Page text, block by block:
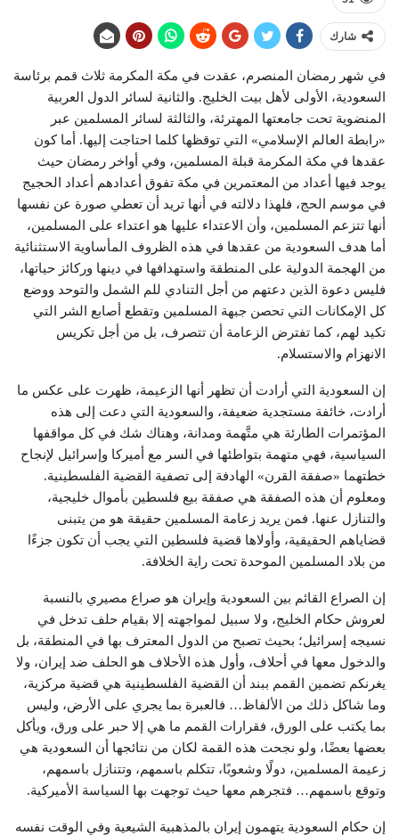
شارك
في شهر رمضان المنصرم، عقدت في مكة المكرمة ثلاث قمم برئاسة
السعودية، الأولى لأهل بيت الخليج. والثانية لسائر الدول العربية
المنضوية تحت جامعتها المهترئة، والثالثة لسائر المسلمين عبر
«رابطة العالم الإسلامي» التي توقظها كلما احتاجت إليها. أما كون
عقدها في مكة المكرمة قبلة المسلمين، وفي أواخر رمضان حيث
يوجد فيها أعداد من المعتمرين في مكة تفوق أعدادهم أعداد الحجيج
في موسم الحج، فلهذا دلالته في أنها تريد أن تعطي صورة عن نفسها
أنها تتزعم المسلمين، وأن الاعتداء عليها هو اعتداء على المسلمين،
أما هدف السعودية من عقدها في هذه الظروف المأساوية الاستثنائية
من الهجمة الدولية على المنطقة واستهدافها في دينها وركائز حياتها،
فليس دعوة الذين دعتهم من أجل التنادي للم الشمل والتوحد ووضع
كل الإمكانات التي تحصن جبهة المسلمين وتقطع أصابع الشر التي
تكيد لهم، كما تفترض الزعامة أن تتصرف، بل من أجل تكريس
الانهزام والاستسلام.
إن السعودية التي أرادت أن تظهر أنها الزعيمة، ظهرت على عكس ما
أرادت، خائفة مستجدية ضعيفة، والسعودية التي دعت إلى هذه
المؤتمرات الطارئة هي متَّهمة ومدانة، وهناك شك في كل مواقفها
السياسية، فهي متهمة بتواطئها في السر مع أميركا وإسرائيل لإنجاح
خطتهما «صفقة القرن» الهادفة إلى تصفية القضية الفلسطينية.
ومعلوم أن هذه الصفقة هي صفقة بيع فلسطين بأموال خليجية،
والتنازل عنها. فمن يريد زعامة المسلمين حقيقة هو من يتبنى
قضاياهم الحقيقية، وأولاها قضية فلسطين التي يجب أن تكون جزءًا
من بلاد المسلمين الموحدة تحت راية الخلافة.
إن الصراع القائم بين السعودية وإيران هو صراع مصيري بالنسبة
لعروش حكام الخليج، ولا سبيل لمواجهته إلا بقيام حلف تدخل في
نسيجه إسرائيل؛ بحيث تصبح من الدول المعترف بها في المنطقة، بل
والدخول معها في أحلاف، وأول هذه الأحلاف هو الحلف ضد إيران، ولا
يغرنكم تضمين القمم ببند أن القضية الفلسطينية هي قضية مركزية،
وما شاكل ذلك من الألفاظ… فالعبرة بما يجري على الأرض، وليس
بما يكتب على الورق، فقرارات القمم ما هي إلا حبر على ورق، ويأكل
بعضها بعضًا، ولو نجحت هذه القمة لكان من نتائجها أن السعودية هي
زعيمة المسلمين، دولًا وشعوبًا، تتكلم باسمهم، وتتنازل باسمهم،
وتوقع باسمهم… فتجرهم معها حيث توجهت بها السياسة الأميركية.
إن حكام السعودية يتهمون إيران بالمذهبية الشيعية وفي الوقت نفسه